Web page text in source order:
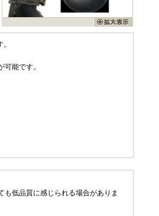
能です。
低品質に感じられる場合がありま